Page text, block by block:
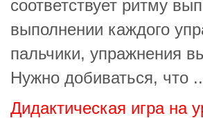
соответствует ритму
выполнении каждого
пальчики, упражнения
Нужно добиваться, что
Дидактическая игра на